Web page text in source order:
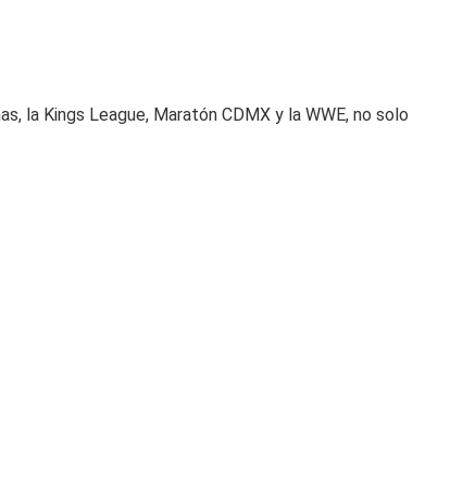
la Kings League, Maratón CDMX y la WWE, no solo